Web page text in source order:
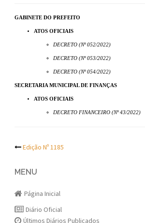
GABINETE DO PREFEITO
ATOS OFICIAIS
DECRETO (Nº 052/2022)
DECRETO (Nº 053/2022)
DECRETO (Nº 054/2022)
SECRETARIA MUNICIPAL DE FINANÇAS
ATOS OFICIAIS
DECRETO FINANCEIRO (Nº 43/2022)
Post
navigation
Edição Nº 1185
MENU
Página Inicial
Diário Oficial
Últimos Diários Publicados